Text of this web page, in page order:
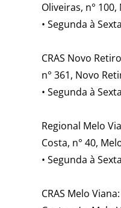
Oliveiras, n° 100,
• Segunda à
CRAS Novo
n° 361, Novo
• Segunda à
Regional Melo
Costa, n° 40,
• Segunda à
CRAS Melo